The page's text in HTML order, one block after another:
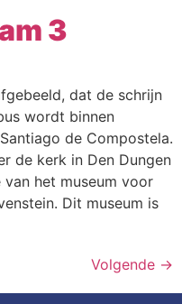
3
dat de schrijn
wordt binnen
de Compostela.
de kerk in Den Dungen
het museum voor
Dit museum is
Volgende →